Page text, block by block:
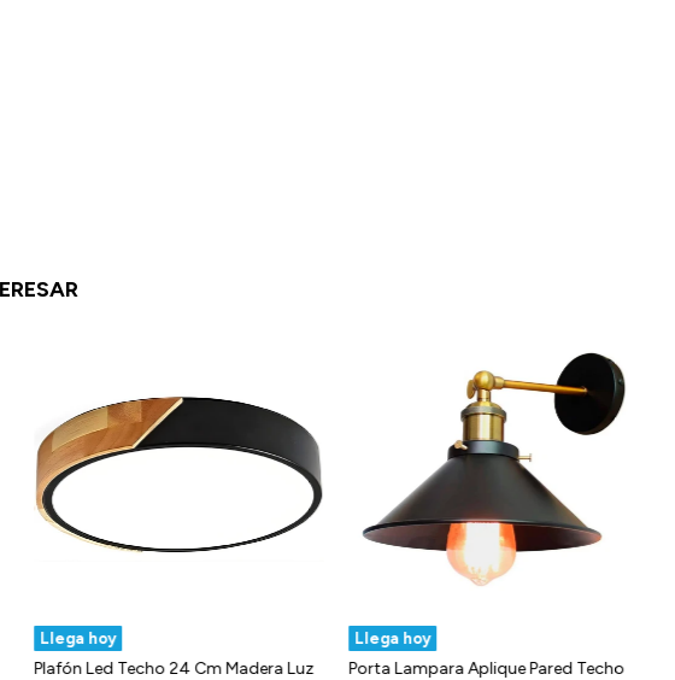
Llega hoy
Plafón Led Techo 24 Cm Madera Luz
Llega hoy
Porta Lampara Aplique Pared Techo